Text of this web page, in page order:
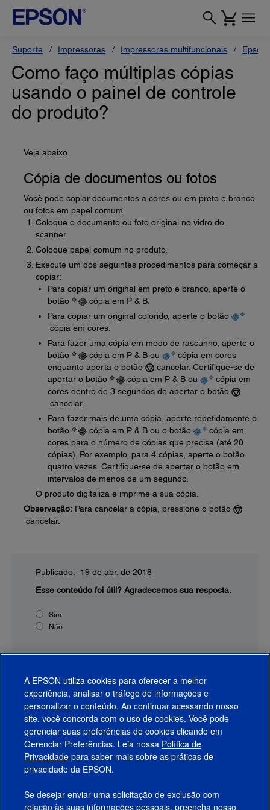
Suporte Impressoras Impressoras multifuncionais Epson
Como faço múltiplas cópias
usando o painel de controle
do produto?
Veja abaixo.
Cópia de documentos ou fotos
Você pode copiar documentos a cores ou em preto e branco
ou fotos em papel comum.
Coloque o documento ou foto original no vidro do
scanner.
Coloque papel comum no produto.
Execute um dos seguintes procedimentos para começar a
copiar:
Para copiar um original em preto e branco, aperte o
botão
cópia em P & B.
Para copiar um original colorido, aperte o botão
cópia em cores.
Para fazer uma cópia em modo de rascunho, aperte o
botão
cópia em P & B ou
cópia em cores
enquanto aperta o botão
cancelar. Certifique-se de
apertar o botão
cópia em P & B ou
cópia em
cores dentro de 3 segundos de apertar o botão
cancelar.
Para fazer mais de uma cópia, aperte repetidamente o
botão
cópia em P & B ou o botão
cópia em
cores para o número de cópias que precisa (até 20
cópias). Por exemplo, para 4 cópias, aperte o botão
quatro vezes. Certifique-se de apertar o botão em
intervalos de menos de um segundo.
O produto digitaliza e imprime a sua cópia.
Observação: Para cancelar a cópia, pressione o botão
cancelar.
Publicado: 19 de abr. de 2018
Esse conteúdo foi útil? Agradecemos sua resposta.
Sim
Não
Produtos
Suporte
Links Sugeridos
A EPSON utiliza cookies para oferecer a melhor
experiência, analisar o tráfego de informações e
personalizar o conteúdo. Ao continuar acessando nosso
site, você concorda com o uso de cookies. Você pode
gerenciar suas preferências de cookies clicando em
Gerenciar Preferências. Leia nossa Política de
Privacidade para saber mais sobre as práticas de
privacidade da EPSON.
Se desejar enviar uma solicitação de exclusão com
relação às suas informações pessoais, preencha nosso